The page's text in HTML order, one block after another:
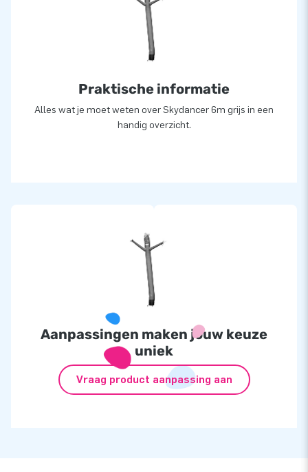
Praktische informatie
Alles wat je moet weten over Skydancer 6m grijs in een
handig overzicht.
Aanpassingen maken jouw keuze
uniek
Vraag product aanpassing aan